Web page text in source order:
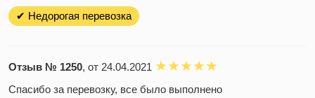
✔ Недорогая перевозка
Отзыв № 1250, от 24.04.2021
Спасибо за перевозку, все было выполнено